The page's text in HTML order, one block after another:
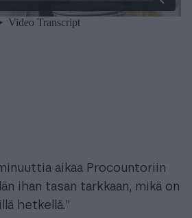
aikaa Procountoriin
ihan tasan tarkkaan, mikä on
hetkellä.”